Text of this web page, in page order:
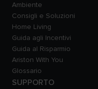
Ambiente
Consigli e Soluzioni
Home Living
Guida agli Incentivi
Guida al Risparmio
Ariston With You
Glossario
SUPPORTO